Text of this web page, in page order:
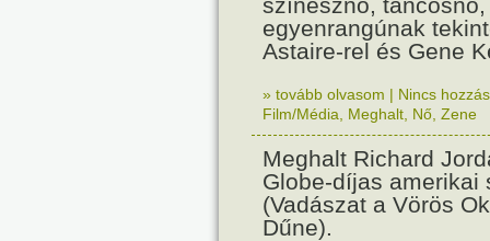
egyenrangúnak
Astaire-rel és Gene
» tovább olvasom | Nincs
Film/Média
Meghalt Nő Zene
Meghalt Richard
Globe-díjas amerikai
(Vadászat a Vörös
Dűne).